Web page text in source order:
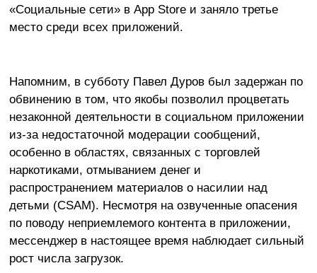
«Социальные сети» в App Store и заняло третье
место среди всех приложений.
Напомним, в субботу Павел Дуров был задержан по
обвинению в том, что якобы позволил процветать
незаконной деятельности в социальном приложении
из-за недостаточной модерации сообщений,
особенно в областях, связанных с торговлей
наркотиками, отмыванием денег и
распространением материалов о насилии над
детьми (CSAM). Несмотря на озвученные опасения
по поводу неприемлемого контента в приложении,
мессенджер в настоящее время наблюдает сильный
рост числа загрузок.